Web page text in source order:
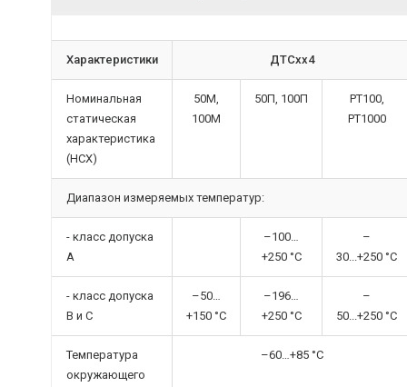
Характеристики ДТСхх4
Номинальная
статическая
характеристика
(НСХ)
50М,
100М
50П, 100П
PT100,
PT1000
Диапазон измеряемых температур:
- класс допуска
А
–100…
+250 °C
–
30...+250 °C
- класс допуска
В и С
–50…
+150 °C
–196…
+250 °C
–
50...+250 °C
Температура
окружающего
–60…+85 °C